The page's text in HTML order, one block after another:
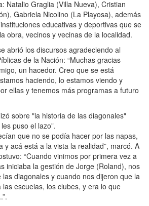
Natalio Graglia (Villa Nueva), Cristian
Gabriela Nicolino (La Playosa), además
educativas y deportivas que se
obra, vecinos y vecinas de la localidad.
abrió los discursos agradeciendo al
de la Nación: “Muchas gracias
un hacedor. Creo que se está
haciendo, lo estamos viendo y
ellas y tenemos más programas a futuro
sobre "la historia de las diagonales"
puso el lazo”.
que no se podía hacer por las napas,
y acá está a la vista la realidad”, marcó. A
“Cuando vinimos por primera vez a
iniciaba la gestión de Jorge (Roland), nos
diagonales y cuando nos dijeron que la
escuelas, los clubes, y era lo que